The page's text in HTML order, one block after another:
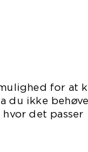
for at
du ikke
det passer